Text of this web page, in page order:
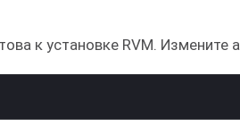
к установке RVM.